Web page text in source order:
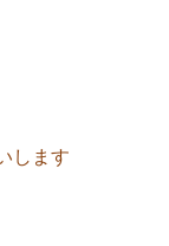
します